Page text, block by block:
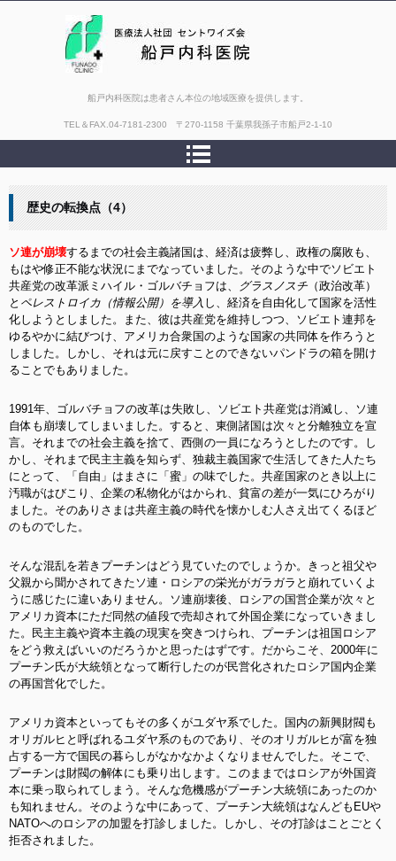
船戸内科医院は患者さん本位の地域医療を提供します。
TEL＆FAX. 04-7181-2300 〒270-1158 千葉県我孫子市船戸2-1-10
歴史の転換点（4）
ソ連が崩壊するまでの社会主義諸国は、経済は疲弊し、政権の腐敗も、
もはや修正不能な状況にまでなっていました。そのような中でソビエト
共産党の改革派ミハイル・ゴルバチョフは、
グラスノスチ （政治改革）
と ペレストロイカ（情報公開）を導入 し、経済を自由化して国家を活性
化しようとしました。また、彼は共産党を維持しつつ、ソビエト連邦を
ゆるやかに結びつけ、アメリカ合衆国のような国家の共同体を作ろうと
しました。しかし、それは元に戻すことのできないパンドラの箱を開け
ることでもありました。
1991年、ゴルバチョフの改革は失敗し、ソビエト共産党は消滅し、ソ連
自体も崩壊してしまいました。すると、東側諸国は次々と分離独立を宣
言。それまでの社会主義を捨て、西側の一員になろうとしたのです。し
かし、それまで民主主義を知らず、独裁主義国家で生活してきた人たち
にとって、「自由」はまさに「蜜」の味でした。共産国家のとき以上に
汚職がはびこり、企業の私物化がはかられ、貧富の差が一気にひろがり
ました。そのありさまは共産主義の時代を懐かしむ人さえ出てくるほど
のものでした。
そんな混乱を若きプーチンはどう見ていたのでしょうか。きっと祖父や
父親から聞かされてきたソ連・ロシアの栄光がガラガラと崩れていくよ
うに感じたに違いありません。ソ連崩壊後、ロシアの国営企業が次々と
アメリカ資本にただ同然の値段で売却されて外国企業になっていきまし
た。民主主義や資本主義の現実を突きつけられ、プーチンは祖国ロシア
をどう救えばいいのだろうかと思ったはずです。だからこそ、2000年に
プーチン氏が大統領となって断行したのが民営化されたロシア国内企業
の再国営化でした。
アメリカ資本といってもその多くがユダヤ系でした。国内の新興財閥も
オリガルヒと呼ばれるユダヤ系のものであり、そのオリガルヒが富を独
占する一方で国民の暮らしがなかなかよくなりませんでした。そこで、
プーチンは財閥の解体にも乗り出します。このままではロシアが外国資
本に乗っ取られてしまう。そんな危機感がプーチン大統領にあったのか
も知れません。そのような中にあって、プーチン大統領はなんどもEUや
NATOへのロシアの加盟を打診しました。しかし、その打診はことごとく
拒否されました。